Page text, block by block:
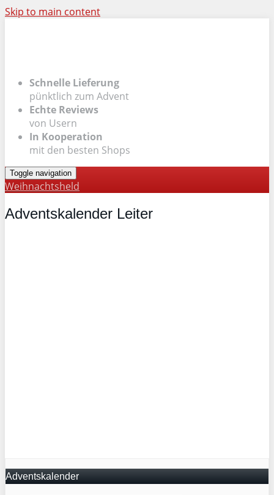
Skip to main content
Schnelle Lieferung
pünktlich zum Advent
Echte Reviews
von Usern
In Kooperation
mit den besten Shops
Toggle navigation
Weihnachtsheld
Adventskalender Leiter
Adventskalender